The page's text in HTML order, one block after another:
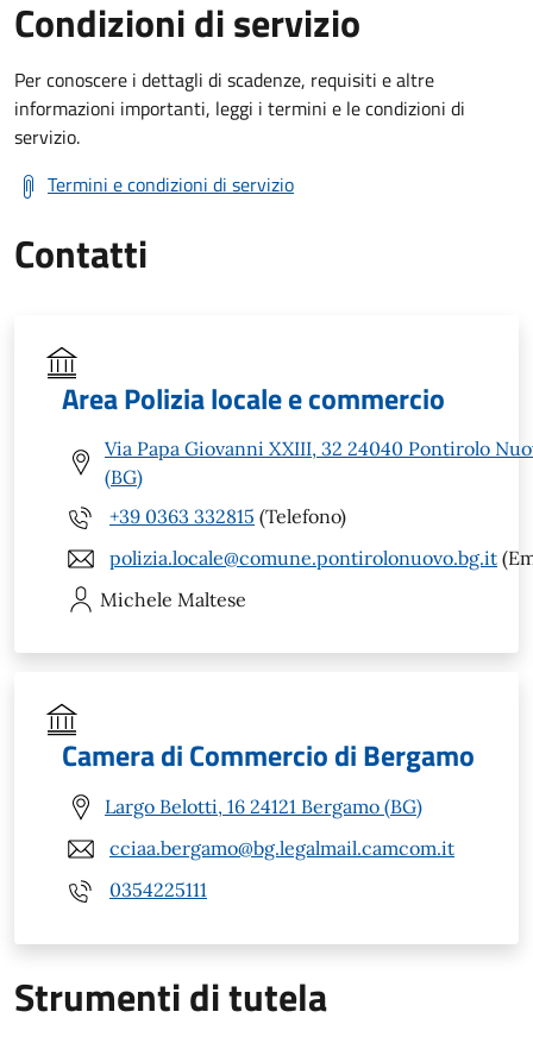
Condizioni di servizio
Per conoscere i dettagli di scadenze, requisiti e altre
informazioni importanti, leggi i termini e le condizioni di
servizio.
Termini e condizioni di servizio
Contatti
Area Polizia locale e commercio
Via Papa Giovanni XXIII, 32 24040 Pontirolo
(BG)
+39 0363 332815 (Telefono)
polizia.locale@comune.pontirolonuovo.bg.it
Michele Maltese
Camera di Commercio di Bergamo
Largo Belotti, 16 24121 Bergamo (BG)
cciaa.bergamo@bg.legalmail.camcom.it
0354225111
Strumenti di tutela